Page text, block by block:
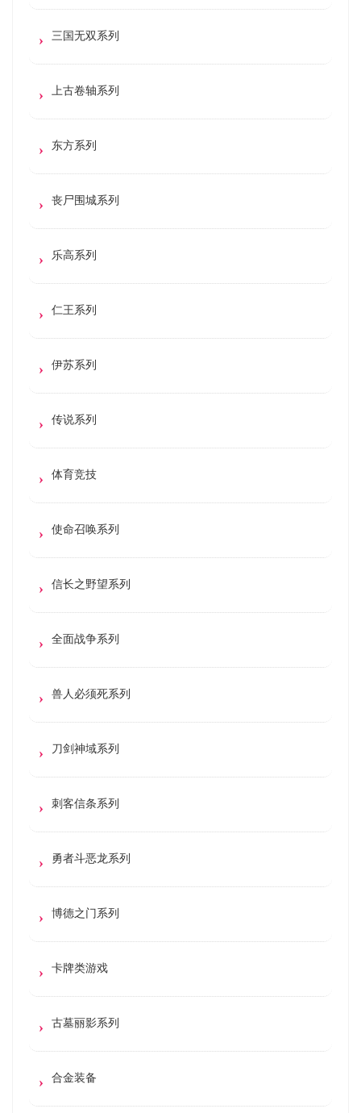
三国无双系列
上古卷轴系列
东方系列
丧尸围城系列
乐高系列
仁王系列
伊苏系列
传说系列
体育竞技
使命召唤系列
信长之野望系列
全面战争系列
兽人必须死系列
刀剑神域系列
刺客信条系列
勇者斗恶龙系列
博德之门系列
卡牌类游戏
古墓丽影系列
合金装备